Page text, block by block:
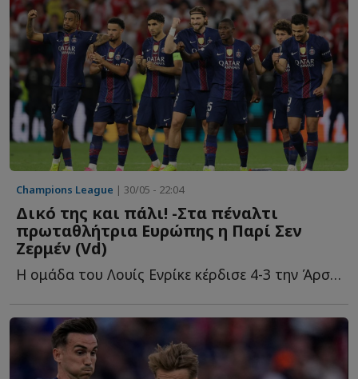
Champions League | 30/05 - 22:04
Δικό της και πάλι! -Στα πέναλτι
πρωταθλήτρια Ευρώπης η Παρί Σεν
Ζερμέν (Vd)
Η ομάδα του Λουίς Ενρίκε κέρδισε 4-3 την Άρσεναλ μετά τ...